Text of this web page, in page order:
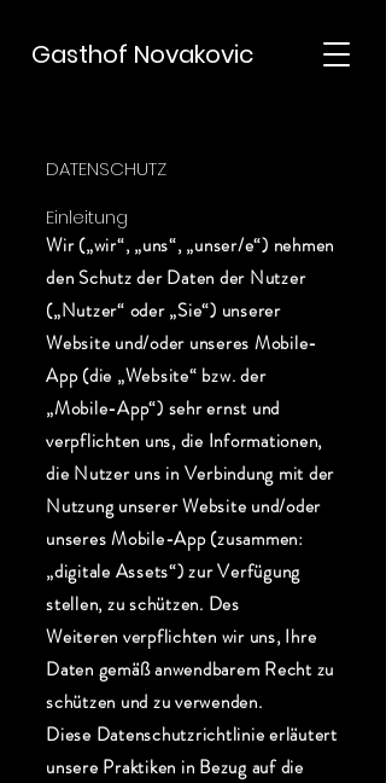
Gasthof Novakovic
DATENSCHUTZ
Einleitung
Wir („wir“, „uns“, „unser/e“) nehmen
den Schutz der Daten der Nutzer
(„Nutzer“ oder „Sie“) unserer
Website und/oder unseres Mobile-
App (die „Website“ bzw. der
„Mobile-App“) sehr ernst und
verpflichten uns, die Informationen,
die Nutzer uns in Verbindung mit der
Nutzung unserer Website und/oder
unseres Mobile-App (zusammen:
„digitale Assets“) zur Verfügung
stellen, zu schützen. Des
Weiteren verpflichten wir uns, Ihre
Daten gemäß anwendbarem Recht zu
schützen und zu verwenden.
Diese Datenschutzrichtlinie erläutert
unsere Praktiken in Bezug auf die